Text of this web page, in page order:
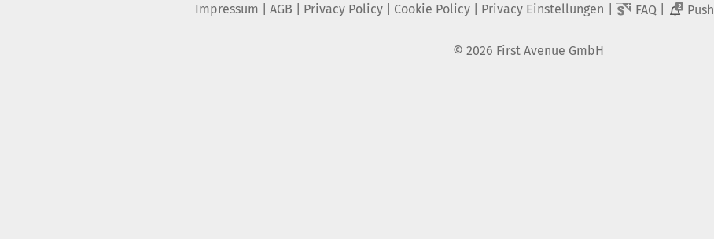
Impressum AGB Privacy Policy| Cookie Policy| Privacy Einstellungen FAQ 2
© 2026 First Avenue GmbH